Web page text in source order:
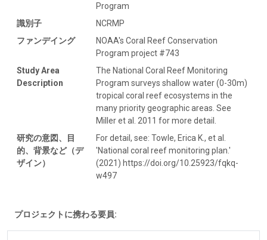
Program
識別子
NCRMP
ファンデイング
NOAA's Coral Reef Conservation
Program project #743
Study Area
Description
The National Coral Reef Monitoring
Program surveys shallow water (0-30m)
tropical coral reef ecosystems in the
many priority geographic areas. See
Miller et al. 2011 for more detail.
研究の意図、目
的、背景など（デ
ザイン）
For detail, see: Towle, Erica K., et al.
'National coral reef monitoring plan.'
(2021) https://doi.org/10.25923/fqkq-
w497
プロジェクトに携わる要員: